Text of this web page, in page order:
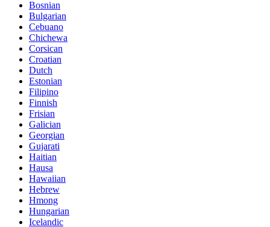
Bosnian
Bulgarian
Cebuano
Chichewa
Corsican
Croatian
Dutch
Estonian
Filipino
Finnish
Frisian
Galician
Georgian
Gujarati
Haitian
Hausa
Hawaiian
Hebrew
Hmong
Hungarian
Icelandic